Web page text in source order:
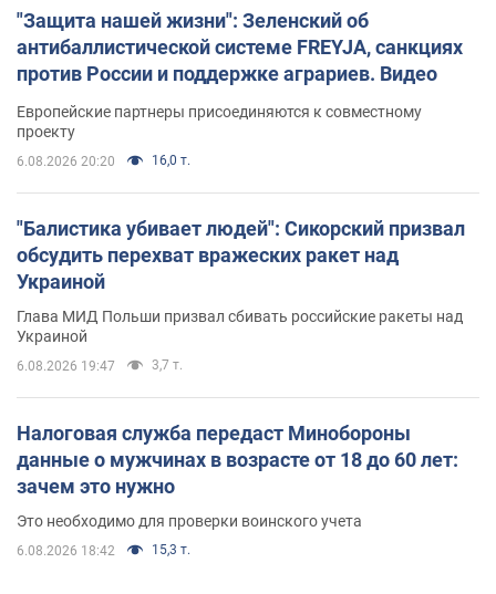
"Защита нашей жизни": Зеленский об
антибаллистической системе FREYJA, санкциях
против России и поддержке аграриев. Видео
Европейские партнеры присоединяются к совместному
проекту
6.08.2026 20:20 16,0 т.
"Балистика убивает людей": Сикорский призвал
обсудить перехват вражеских ракет над
Украиной
Глава МИД Польши призвал сбивать российские ракеты над
Украиной
6.08.2026 19:47 3,7 т.
Налоговая служба передаст Минобороны
данные о мужчинах в возрасте от 18 до 60 лет:
зачем это нужно
Это необходимо для проверки воинского учета
6.08.2026 18:42 15,3 т.